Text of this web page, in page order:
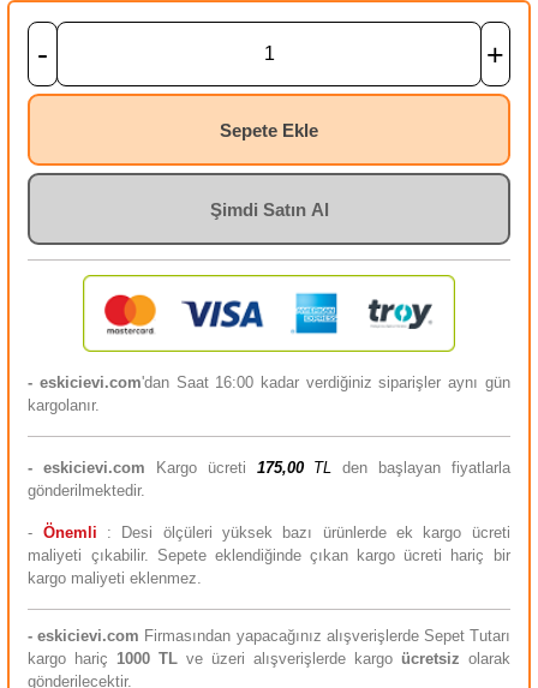
- +
Sepete Ekle
Şimdi Satın Al
- eskicievi.com'dan Saat 16:00 kadar verdiğiniz siparişler aynı gün
kargolanır.
-eskicievi.com Kargo ücreti 175,00 TL den başlayan fiyatlarla
gönderilmektedir.
- Önemli
: Desi ölçüleri yüksek bazı ürünlerde ek kargo ücreti
maliyeti çıkabilir. Sepete eklendiğinde çıkan kargo ücreti hariç bir
kargo maliyeti eklenmez.
-eskicievi.com Firmasından yapacağınız alışverişlerde Sepet Tutarı
kargo hariç1000 TL ve üzeri alışverişlerde kargo ücretsiz olarak
gönderilecektir.